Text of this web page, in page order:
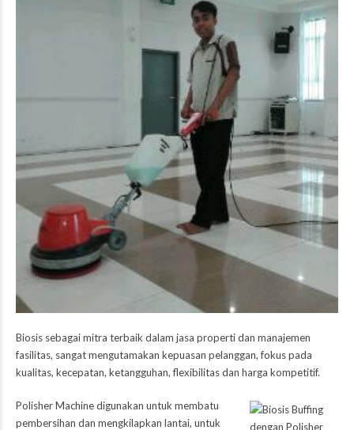
Biosis sebagai mitra terbaik dalam jasa properti dan manajemen
fasilitas, sangat mengutamakan kepuasan pelanggan, fokus pada
kualitas, kecepatan, ketangguhan, flexibilitas dan harga kompetitif.
Polisher Machine digunakan untuk membatu
pembersihan dan mengkilapkan lantai, untuk